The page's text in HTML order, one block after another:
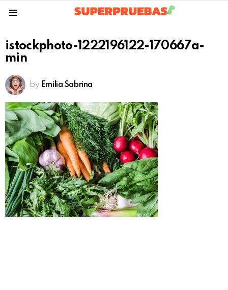
istockphoto-1222196122-170667a-
min
by Emilia Sabrina